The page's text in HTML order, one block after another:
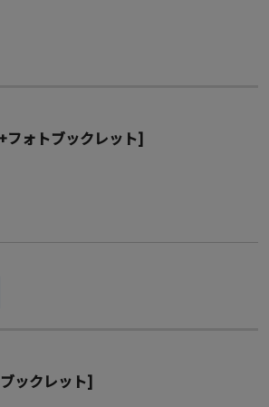
ォトブックレット]
ックレット]